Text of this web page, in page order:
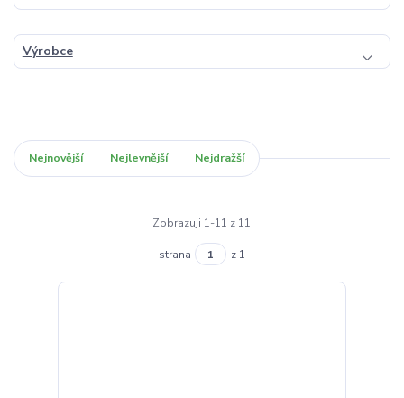
Výrobce
Nejnovější Nejlevnější Nejdražší
Zobrazuji 1-11 z 11
strana z 1